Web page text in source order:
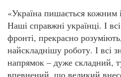
«Україна пишається кожним
Наші справжні українці. І
фронті, прекрасно
найскладнішу роботу. І всі
напрямок – дуже складний,
впевнений, що великий